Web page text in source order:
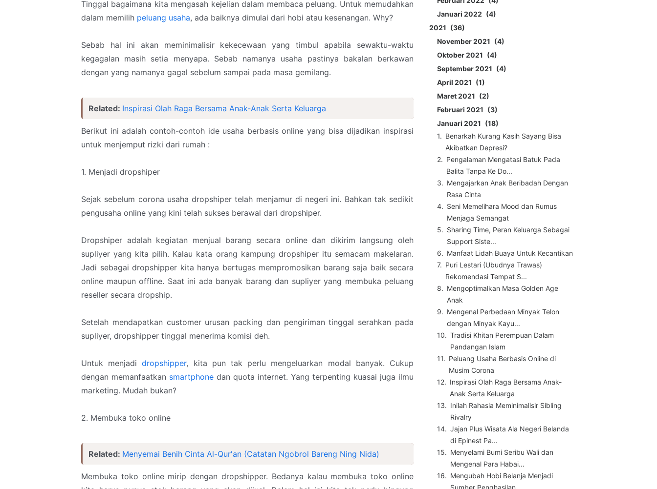
Tinggal bagaimana kita mengasah kejelian dalam membaca peluang. Untuk memudahkan
dalam memilih peluang usaha, ada baiknya dimulai dari hobi atau kesenangan. Why?
Sebab hal ini akan meminimalisir kekecewaan yang timbul apabila sewaktu-waktu
kegagalan masih setia menyapa. Sebab namanya usaha pastinya bakalan berkawan
dengan yang namanya gagal sebelum sampai pada masa gemilang.
Related: Inspirasi Olah Raga Bersama Anak-Anak Serta Keluarga
Berikut ini adalah contoh-contoh ide usaha berbasis online yang bisa dijadikan inspirasi
untuk menjemput rizki dari rumah :
1. Menjadi dropshiper
Sejak sebelum corona usaha dropshiper telah menjamur di negeri ini. Bahkan tak sedikit
pengusaha online yang kini telah sukses berawal dari dropshiper.
Dropshiper adalah kegiatan menjual barang secara online dan dikirim langsung oleh
supliyer yang kita pilih. Kalau kata orang kampung dropshiper itu semacam makelaran.
Jadi sebagai dropshipper kita hanya bertugas mempromosikan barang saja baik secara
online maupun offline. Saat ini ada banyak barang dan supliyer yang membuka peluang
reseller secara dropship.
Setelah mendapatkan customer urusan packing dan pengiriman tinggal serahkan pada
supliyer, dropshipper tinggal menerima komisi deh.
Untuk menjadidropshipper, kita pun tak perlu mengeluarkan modal banyak. Cukup
dengan memanfaatkan smartphone dan quota internet. Yang terpenting kuasai juga ilmu
marketing. Mudah bukan?
2. Membuka toko online
Related: Menyemai Benih Cinta Al-Qur'an (Catatan Ngobrol Bareng Ning Nida)
Membuka toko online mirip dengan dropshipper. Bedanya kalau membuka toko online
Januari 2022
4
2021
36
November 2021
4
Oktober 2021
4
September 2021
4
April 2021
1
Maret 2021
2
Februari 2021
3
Januari 2021
18
Benarkah Kurang Kasih Sayang Bisa
Akibatkan Depresi?
Pengalaman Mengatasi Batuk Pada
Balita Tanpa Ke Do...
Mengajarkan Anak Beribadah Dengan
Rasa Cinta
Seni Memelihara Mood dan Rumus
Menjaga Semangat
Sharing Time, Peran Keluarga Sebagai
Support Siste...
Manfaat Lidah Buaya Untuk Kecantikan
Puri Lestari (Ubudnya Trawas)
Rekomendasi Tempat S...
Mengoptimalkan Masa Golden Age
Anak
Mengenal Perbedaan Minyak Telon
dengan Minyak Kayu...
Tradisi Khitan Perempuan Dalam
Pandangan Islam
Peluang Usaha Berbasis Online di
Musim Corona
Inspirasi Olah Raga Bersama Anak-
Anak Serta Keluarga
Inilah Rahasia Meminimalisir Sibling
Rivalry
Jajan Plus Wisata Ala Negeri Belanda
di Epinest Pa...
Menyelami Bumi Seribu Wali dan
Mengenal Para Habai...
Mengubah Hobi Belanja Menjadi
Sumber Penghasilan